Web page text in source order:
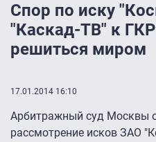
Спор по иску
"Каскад-ТВ" к
решиться миром
17.01.2014 16:10
Арбитражный суд Москвы
рассмотрение исков ЗАО